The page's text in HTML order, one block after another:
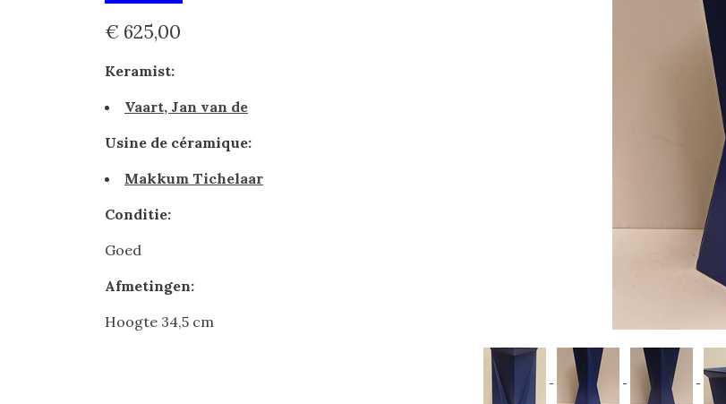
€ 625,00
Keramist:
Vaart, Jan van de
Usine de céramique:
Makkum Tichelaar
Conditie:
Goed
Afmetingen:
Hoogte 34,5 cm